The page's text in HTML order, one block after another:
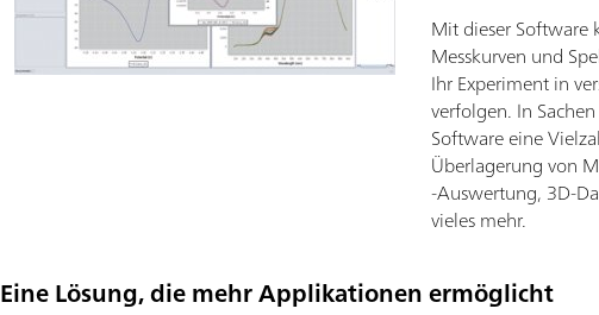
Mit dieser Software
Messkurven und
Ihr Experiment in
verfolgen. In
Software eine
Überlagerung von
-Auswertung, 3D-
vieles mehr.
Eine Lösung, die mehr Applikationen ermöglicht